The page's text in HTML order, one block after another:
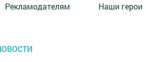
Рекламодателям Наши герои